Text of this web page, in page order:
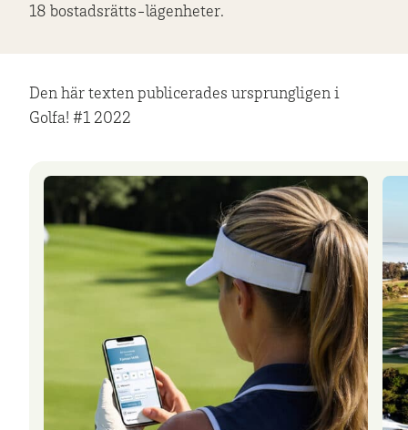
18 bostadsrätts-lägenheter.
Den här texten publicerades ursprungligen i
Golfa! #1 2022